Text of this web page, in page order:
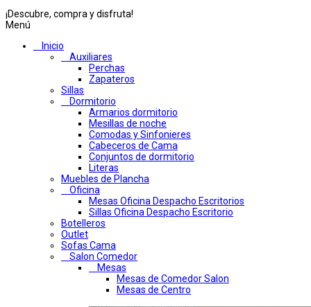
¡Descubre, compra y disfruta!
Menú
Inicio
Auxiliares
Perchas
Zapateros
Sillas
Dormitorio
Armarios dormitorio
Mesillas de noche
Comodas y Sinfonieres
Cabeceros de Cama
Conjuntos de dormitorio
Literas
Muebles de Plancha
Oficina
Mesas Oficina Despacho Escritorios
Sillas Oficina Despacho Escritorio
Botelleros
Outlet
Sofas Cama
Salon Comedor
Mesas
Mesas de Comedor Salon
Mesas de Centro